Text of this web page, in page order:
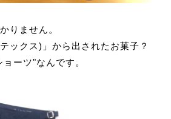
りません。
ックス)」から出されたお菓子？
ーツ"なんです。